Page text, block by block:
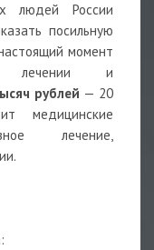
людей России
посильную
момент
лечении и
рублей — 20
медицинские
лечение,